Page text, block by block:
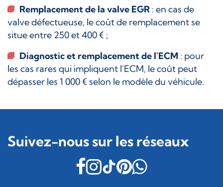
Remplacement de la valve EGR : en cas de
valve défectueuse, le coût de remplacement se
situe entre 250 et 400 € ;
Diagnostic et remplacement de l'ECM : pour
les cas rares qui impliquent l'ECM, le coût peut
dépasser les 1 000 € selon le modèle du véhicule.
Suivez-nous sur les réseaux